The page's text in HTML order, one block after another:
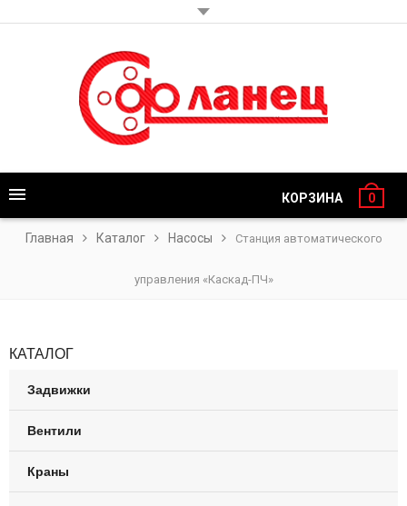
КОРЗИНА 0
Главная Каталог Насосы Станция автоматического
управления «Каскад-ПЧ»
КАТАЛОГ
Задвижки
Вентили
Краны